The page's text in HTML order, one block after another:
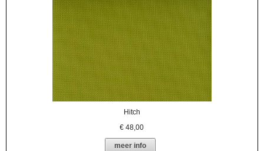
Hitch
€48,00
meer info